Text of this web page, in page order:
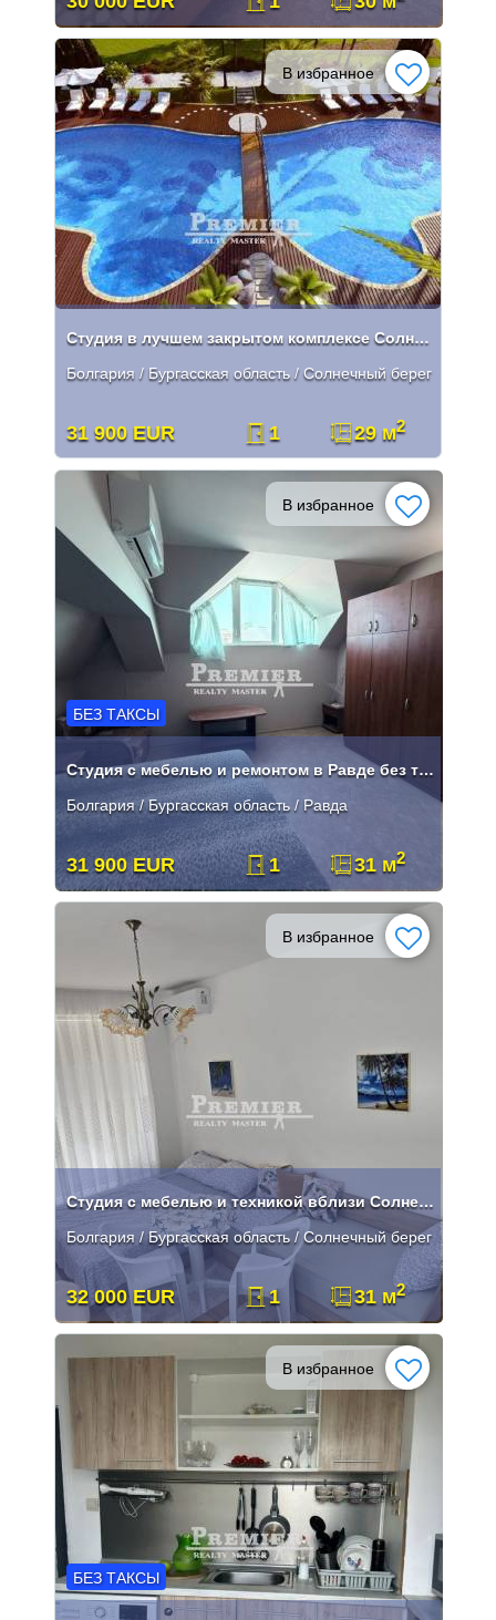
В избранное
Студия в лучшем закрытом комплексе Солнечного Берега!
Болгария / Бургасская область / Солнечный берег
31 900 EUR 1 29 м2
В избранное
БЕЗ ТАКСЫ
Студия с мебелью и ремонтом в Равде без таксы поддержки
Болгария / Бургасская область / Равда
31 900 EUR 1 31 м2
В избранное
Студия с мебелью и техникой вблизи Солнечного берега
Болгария / Бургасская область / Солнечный берег
32 000 EUR 1 31 м2
В избранное
БЕЗ ТАКСЫ